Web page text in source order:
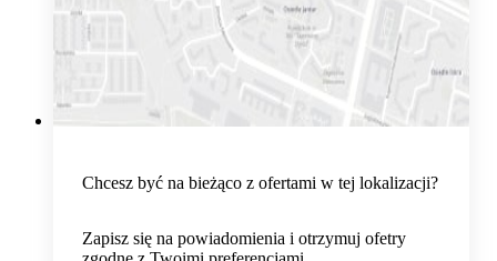
Chcesz być na bieżąco z ofertami w tej lokalizacji?
Zapisz się na powiadomienia i otrzymuj ofetry